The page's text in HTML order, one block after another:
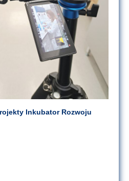
Inkubator Rozwoju